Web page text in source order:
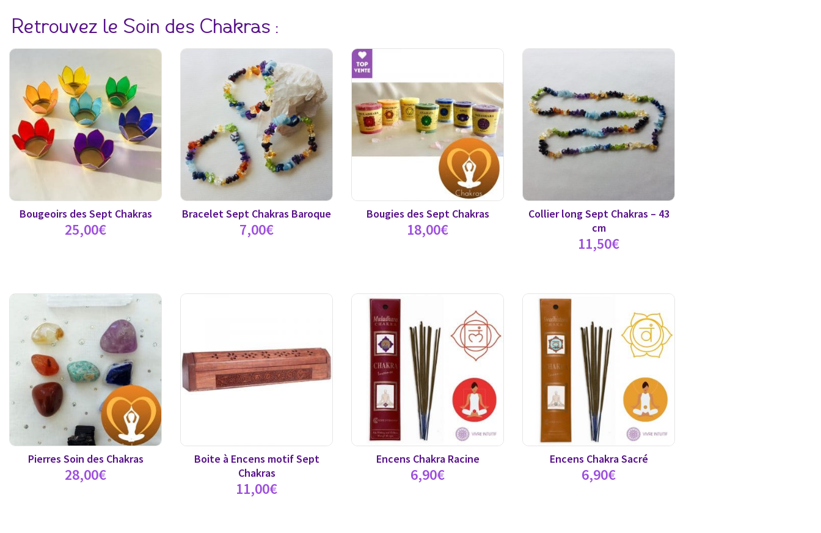
Retrouvez le Soin des Chakras :
Bougeoirs des Sept Chakras
25,00€
Bracelet Sept Chakras Baroque
7,00€
Bougies des Sept Chakras
18,00€
Collier long Sept Chakras – 43
cm
11,50€
Pierres Soin des Chakras
28,00€
Boite à Encens motif Sept
Chakras
11,00€
Encens Chakra Racine
6,90€
Encens Chakra Sacré
6,90€